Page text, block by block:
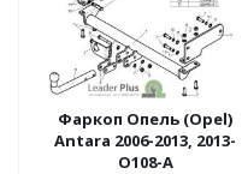
Фаркоп Опель (Opel)
Antara 2006-2013, 2013-
O108-A